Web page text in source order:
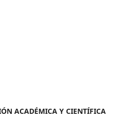
ACADÉMICA Y CIENTÍFICA